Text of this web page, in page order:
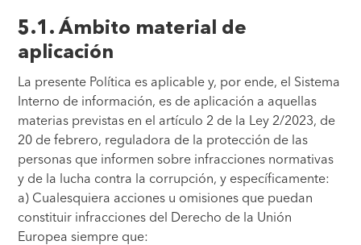
5.1. Ámbito material de
aplicación
La presente Política es aplicable y, por ende, el Sistema
Interno de información, es de aplicación a aquellas
materias previstas en el artículo 2 de la Ley 2/2023, de
20 de febrero, reguladora de la protección de las
personas que informen sobre infracciones normativas
y de la lucha contra la corrupción, y específicamente:
a) Cualesquiera acciones u omisiones que puedan
constituir infracciones del Derecho de la Unión
Europea siempre que: